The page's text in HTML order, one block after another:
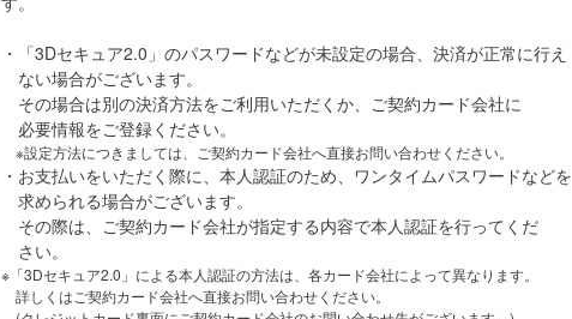
・「3Dセキュア2.0」のパスワードなどが未設定の場合、決済が正常に行え
ない場合がございます。
その場合は別の決済方法をご利用いただくか、ご契約カード会社に
必要情報をご登録ください。
※設定方法につきましては、ご契約カード会社へ直接お問い合わせください。
・お支払いをいただく際に、本人認証のため、ワンタイムパスワードなどを
求められる場合がございます。
その際は、ご契約カード会社が指定する内容で本人認証を行ってくだ
さい。
※「3Dセキュア2.0」による本人認証の方法は、各カード会社によって異なります。
詳しくはご契約カード会社へ直接お問い合わせください。